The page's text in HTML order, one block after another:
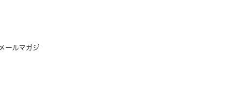
ールマガジ